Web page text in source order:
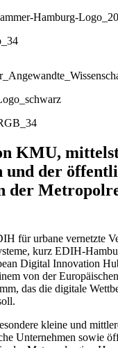
KMU,
und der
der
für urbane vernetzte
kurz EDIH-
Digital Innovation
von der
das die digitale
kleine und
Unternehmen sowie